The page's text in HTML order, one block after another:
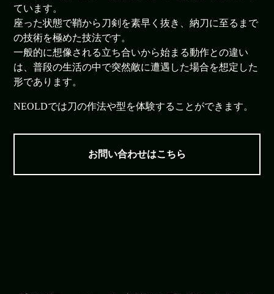
ています。
座った状態で鞘から刀剣を素早く抜き、納刀に至るまで
の技術を極めた技法です。
一般的に想像される立ち合いから始まる動作との違い
は、普段の生活の中で突然敵に遭遇した場合を想定した
形であります。
NEOLDでは刀の作法や型を体験することができます。
お問い合わせはこちら